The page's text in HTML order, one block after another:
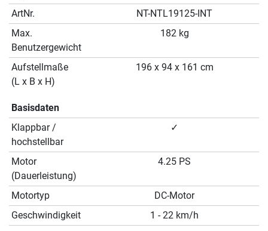
ArtNr.
NT-NTL19125-INT
Max.
Benutzergewicht
182 kg
Aufstellmaße
(L x B x H)
196 x 94 x 161 cm
Basisdaten
Klappbar /
hochstellbar
✓
Motor
(Dauerleistung)
4.25 PS
Motortyp
DC-Motor
Geschwindigkeit
1 - 22 km/h